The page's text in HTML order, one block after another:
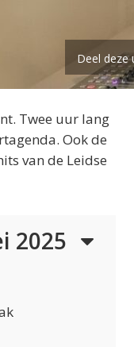
Deel
Twee uur lang
Ook de
van de Leidse
2025